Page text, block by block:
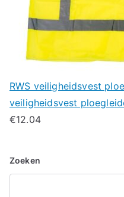
RWS veiligheidsvest
veiligheidsvest
€12.04
Zoeken